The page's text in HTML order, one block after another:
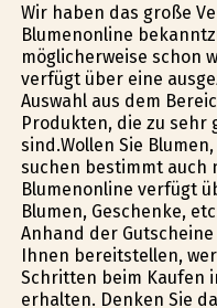
Wir haben das große
Blumenonline
möglicherweise schon
verfügt über eine
Auswahl aus dem
Produkten, die zu sehr
sind.Wollen Sie
suchen bestimmt auch
Blumenonline verfügt
Blumen, Geschenke,
Anhand der
Ihnen bereitstellen,
Schritten beim Kaufen
erhalten. Denken Sie